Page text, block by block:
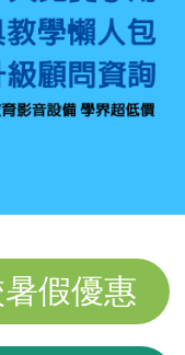
假優惠